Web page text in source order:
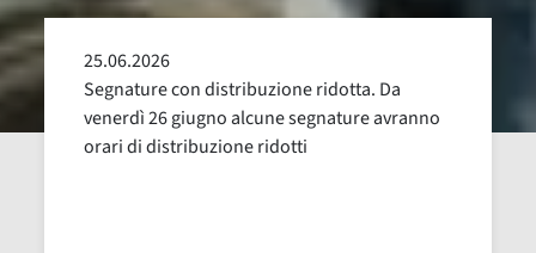
25.06.2026
Segnature con distribuzione ridotta. Da
venerdì 26 giugno alcune segnature avranno
orari di distribuzione ridotti